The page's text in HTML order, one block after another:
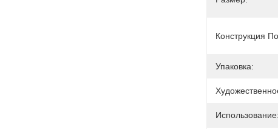
Конструкция
Упаковка:
Использование: